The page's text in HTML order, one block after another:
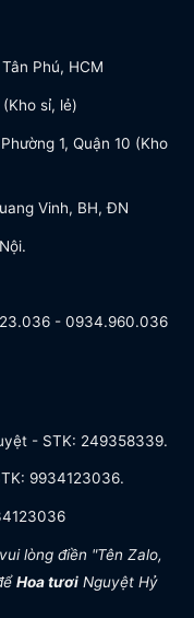
Phú, HCM
(Kho sỉ, lẻ)
1, Quận 10 (Kho
Vinh, BH, ĐN
- 0934.960.036
- STK: 249358339.
9934123036.
lòng điền "Tên Zalo,
Hoa tươi Nguyệt Hỷ